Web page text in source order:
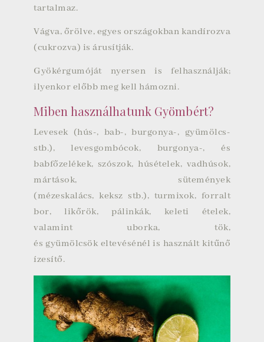
tartalmaz.
Vágva, őrölve, egyes országokban kandírozva
(cukrozva) is árusítják.
Gyökérgumóját nyersen is felhasználják;
ilyenkor előbb meg kell hámozni.
Miben használhatunk Gyömbért?
Levesek (hús-, bab-, burgonya-, gyümölcs-
stb.), levesgombócok, burgonya-, és
babfőzelékek, szószok, húsételek, vadhúsok,
mártások, sütemények
(mézeskalács, keksz stb.), turmixok, forralt
bor, likőrök, pálinkák, keleti ételek,
valamint uborka, tök,
és gyümölcsök eltevésénél is használt kitűnő
ízesítő.